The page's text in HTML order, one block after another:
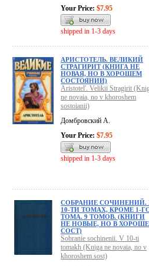
Your Price: $7.95
shipped in 1-3 days
АРИСТОТЕЛЬ. ВЕЛИКИЙ
СТРАГИРИТ (КНИГА НЕ
НОВАЯ, НО В ХОРОШЕМ
СОСТОЯНИИ)
Aristotel'. Velikii Stragirit
ne novaia, no v khoroshem
sostoianii)
Домбровский А.
Your Price: $7.95
shipped in 1-3 days
СОБРАНИЕ СОЧИНЕНИЙ.
10-ТИ ТОМАХ, КРОМЕ 1-
ТОМА. 9 ТОМОВ. (КНИГИ
НЕ НОВЫЕ, НО В
СОСТ)
Sobranie sochinenii. V 10-ti
tomakh (Kniga ne novaia, no v
khoroshem sost)